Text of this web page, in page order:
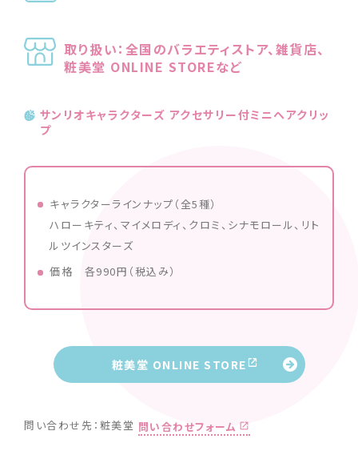
取り扱い：全国のバラエティストア、雑貨店、
粧美堂 ONLINE STOREなど
サンリオキャラクターズ アクセサリー付ミニヘアクリッ
プ
キャラクターラインナップ（全5種）
ハローキティ、マイメロディ、クロミ、シナモロール、リト
ルツインスターズ
価格 各990円（税込み）
粧美堂 ONLINE STORE
問い合わせ先：粧美堂 問い合わせフォーム